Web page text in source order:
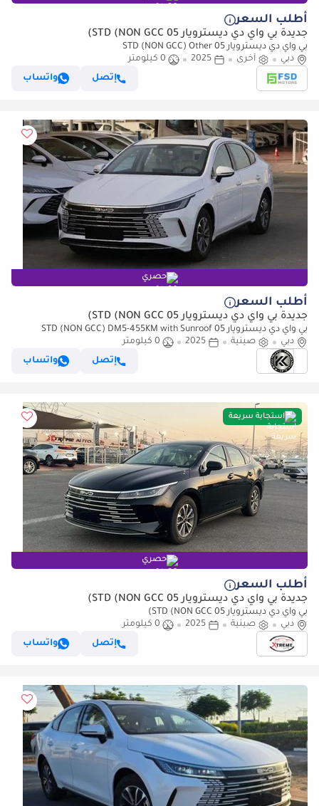
أطلب السعر
جديدة بي واي دي ديسترويار 05 STD (NON GCC)
بي واي دي ديسترويار 05 STD (NON GCC) Other
دبي
أخرى 2025
0 كيلومتر
إتصل
واتساب
حصري
أطلب السعر
جديدة بي واي دي ديسترويار 05 STD (NON GCC)
بي واي دي ديسترويار 05 STD (NON GCC) DM5-455KM with Sunroof
دبي
صينية 2025
0 كيلومتر
إتصل
واتساب
استجابة سريعة
حصري
أطلب السعر
جديدة بي واي دي ديسترويار 05 STD (NON GCC)
بي واي دي ديسترويار 05 STD (NON GCC)
دبي
صينية 2025
0 كيلومتر
إتصل
واتساب